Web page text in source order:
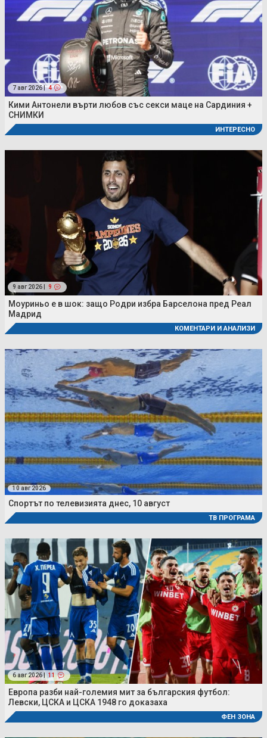
7 авг 2026 | 4
Кими Антонели върти любов със секси маце на Сардиния +
СНИМКИ
ИНТЕРЕСНО
9 авг 2026 | 9
Моуриньо е в шок: защо Родри избра Барселона пред Реал
Мадрид
КОМЕНТАРИ И АНАЛИЗИ
10 авг 2026
Спортът по телевизията днес, 10 август
ТВ ПРОГРАМА
6 авг 2026 | 11
Европа разби най-големия мит за българския футбол:
Левски, ЦСКА и ЦСКА 1948 го доказаха
ФЕН ЗОНА